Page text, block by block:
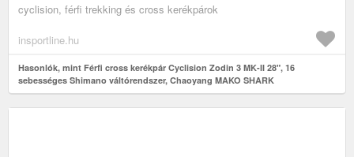
cyclision, férfi trekking és cross kerékpárok
insportline.hu
Hasonlók, mint Férfi cross kerékpár Cyclision Zodin 3 MK-II 28", 16
sebességes Shimano váltórendszer, Chaoyang MAKO SHARK
gumiabroncsok, Shimano mechanikus tárcsafék